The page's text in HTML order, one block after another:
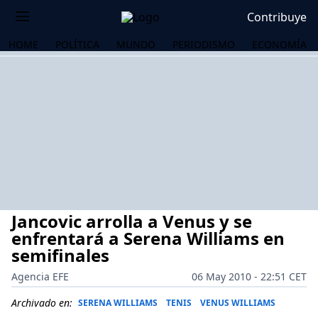
Contribuye
HOME POLÍTICA MUNDO PERIODISMO ECONOMÍA
Jancovic arrolla a Venus y se
enfrentará a Serena Williams en
semifinales
Agencia EFE
06 May 2010 - 22:51 CET
Archivado en: SERENA WILLIAMS TENIS VENUS WILLIAMS